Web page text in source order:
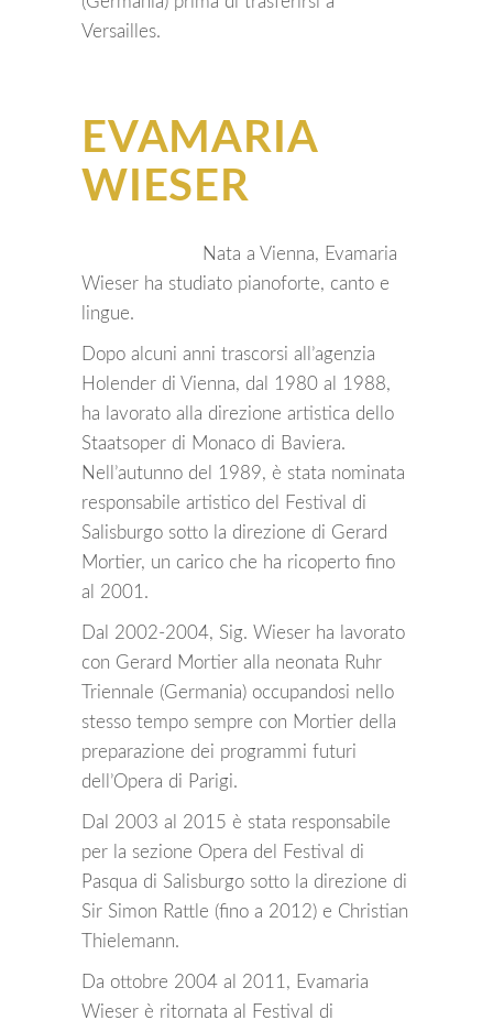
Versailles.
EVAMARIA
WIESER
Nata a Vienna, Evamaria
Wieser ha studiato pianoforte, canto e
lingue.
Dopo alcuni anni trascorsi all’agenzia
Holender di Vienna, dal 1980 al 1988,
ha lavorato alla direzione artistica dello
Staatsoper di Monaco di Baviera.
Nell’autunno del 1989, è stata nominata
responsabile artistico del Festival di
Salisburgo sotto la direzione di Gerard
Mortier, un carico che ha ricoperto fino
al 2001.
Dal 2002-2004, Sig. Wieser ha lavorato
con Gerard Mortier alla neonata Ruhr
Triennale (Germania) occupandosi nello
stesso tempo sempre con Mortier della
preparazione dei programmi futuri
dell’Opera di Parigi.
Dal 2003 al 2015 è stata responsabile
per la sezione Opera del Festival di
Pasqua di Salisburgo sotto la direzione di
Sir Simon Rattle (fino a 2012) e Christian
Thielemann.
Da ottobre 2004 al 2011, Evamaria
Wieser è ritornata al Festival di